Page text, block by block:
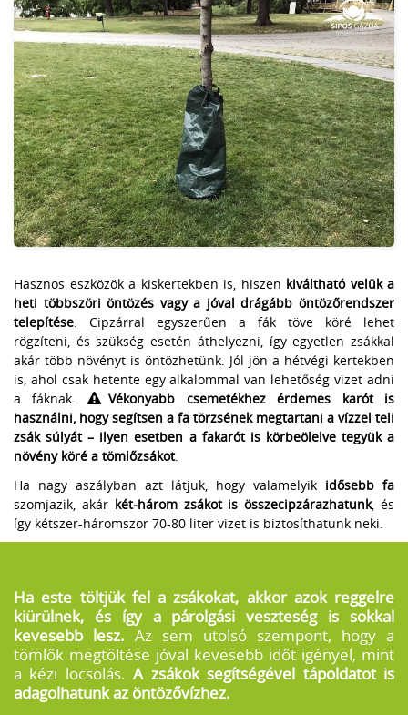
Hasznos eszközök a kiskertekben is, hiszen kiváltható velük a
heti többszöri öntözés vagy a jóval drágább öntözőrendszer
telepítése. Cipzárral egyszerűen a fák töve köré lehet
rögzíteni, és szükség esetén áthelyezni, így egyetlen zsákkal
akár több növényt is öntözhetünk. Jól jön a hétvégi kertekben
is, ahol csak hetente egy alkalommal van lehetőség vizet adni
a fáknak.
Vékonyabb csemetékhez érdemes karót is
használni, hogy segítsen a fa törzsének megtartani a vízzel teli
zsák súlyát – ilyen esetben a fakarót is körbeölelve tegyük a
növény köré a tömlőzsákot.
Ha nagy aszályban azt látjuk, hogy valamelyik idősebb fa
szomjazik, akár két-három zsákot is összecipzárazhatunk, és
így kétszer-háromszor 70-80 liter vizet is biztosíthatunk neki.
Ha este töltjük fel a zsákokat, akkor azok reggelre
kiürülnek, és így a párolgási veszteség is sokkal
kevesebb lesz. Az sem utolsó szempont, hogy a
tömlők megtöltése jóval kevesebb időt igényel, mint
a kézi locsolás.A zsákok segítségével tápoldatot is
adagolhatunk az öntözővízhez.